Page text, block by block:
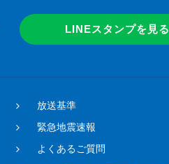
LINEスタンプを見る
放送基準
緊急地震速報
よくあるご質問